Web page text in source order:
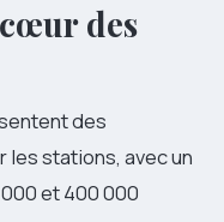
des
des
stations, avec un
et 400 000